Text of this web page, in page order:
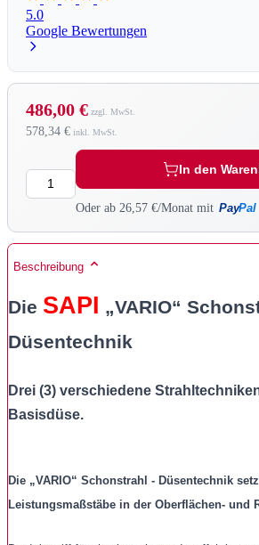
5.0
Google Bewertungen
578,34 €
486,00 €
Menge In den
Oder ab 26,57 €/Monat mit PayPal
Beschreibung
Die SAPI „VARIO“
Düsentechnik
Drei (3) verschiedene
Basisdüse.
Die „VARIO“ Schonstrahl - Düsentechnik
Leistungsmaßstäbe in der Oberflächen- und